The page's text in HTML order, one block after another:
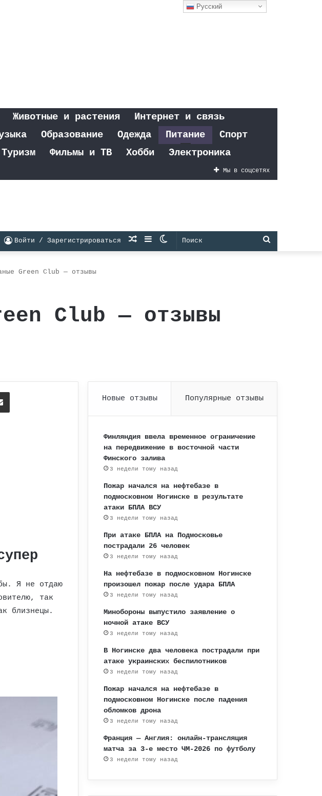
Животные и растения
Интернет и связь
Образование Одежда Питание
Спорт
Туризм Фильмы и ТВ Хобби Электроника
Мы в соцсетях
Поиск
Switch
Sidebar
Случайная
Войти / Зарегистрироваться
Green Club — отзывы
Club — отзывы
Поделиться через электронную почту
Я не отдаю
так
близнецы.
Новые отзывы Популярные отзывы
Финляндия ввела временное ограничение
на передвижение в восточной части
Финского залива
3 недели тому назад
Пожар начался на нефтебазе в
подмосковном Ногинске в результате
атаки БПЛА ВСУ
3 недели тому назад
При атаке БПЛА на Подмосковье
пострадали 26 человек
3 недели тому назад
На нефтебазе в подмосковном Ногинске
произошел пожар после удара БПЛА
3 недели тому назад
Минобороны выпустило заявление о
ночной атаке ВСУ
3 недели тому назад
В Ногинске два человека пострадали при
атаке украинских беспилотников
3 недели тому назад
Пожар начался на нефтебазе в
подмосковном Ногинске после падения
обломков дрона
3 недели тому назад
Франция — Англия: онлайн-трансляция
матча за 3-е место ЧМ-2026 по футболу
3 недели тому назад
Русский